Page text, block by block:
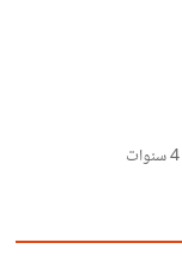
4 سنوات